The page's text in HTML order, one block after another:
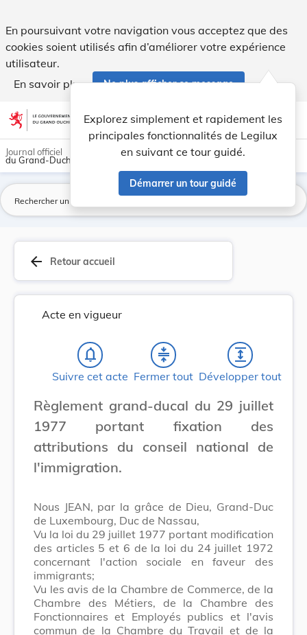
En poursuivant votre navigation vous acceptez que des
cookies soient utilisés afin d’améliorer votre expérience
utilisateur.
En savoir plus
Ne plus afficher ce message
Aller au contenu account_circle help Aide
Explorez simplement et rapidement les
principales fonctionnalités de Legilux
en suivant ce tour guidé.
Démarrer un tour guidé
light_mode dark_mode
Journal officiel
du Grand-Duché de Luxembourg
arrow_back Retour accueil
Acte en vigueur
notifications_none
Suivre cet acte
compress
Fermer tout
expand
Développer tout
Règlement grand-ducal du 29 juillet
1977 portant fixation des
attributions du conseil national de
l'immigration.
Nous JEAN, par la grâce de Dieu, Grand-Duc
de Luxembourg, Duc de Nassau,
Vu la loi du 29 juillet 1977 portant modification
des articles 5 et 6 de la loi du 24 juillet 1972
concernant l'action sociale en faveur des
immigrants;
Vu les avis de la Chambre de Commerce, de la
Chambre des Métiers, de la Chambre des
Fonctionnaires et Employés publics et l'avis
commun de la Chambre du Travail et de la